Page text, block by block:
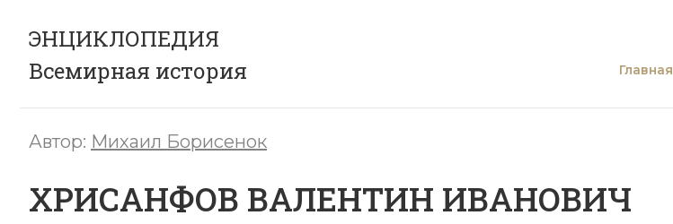
ЭНЦИКЛОПЕДИЯ
Всемирная история
Главная
Автор: Михаил Борисенок
ХРИСАНФОВ ВАЛЕНТИН ИВАНОВИЧ